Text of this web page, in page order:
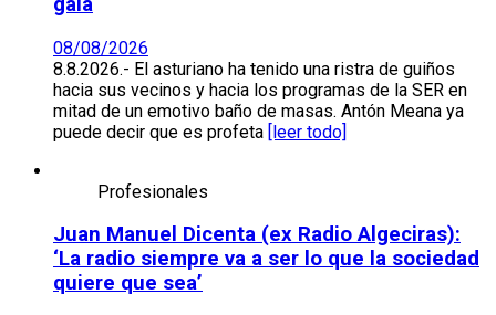
08/08/2026
8.8.2026.- El asturiano ha tenido una ristra de guiños
hacia sus vecinos y hacia los programas de la SER en
mitad de un emotivo baño de masas. Antón Meana ya
puede decir que es profeta [leer todo]
Profesionales
Juan Manuel Dicenta (ex Radio Algeciras):
‘La radio siempre va a ser lo que la sociedad
quiere que sea’